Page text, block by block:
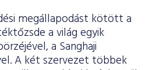
megállapodást kötött a
a világ egyik
a Sanghaji
A két szervezet többek